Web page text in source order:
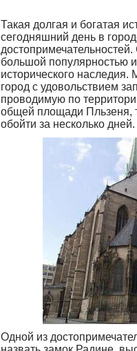
Такая долгая и богатая
сегодняшний день в
большой популярностью
исторического
город с удовольствием
проводимую по
общей площади Пльзеня,
обойти за несколько дней.
Одной из